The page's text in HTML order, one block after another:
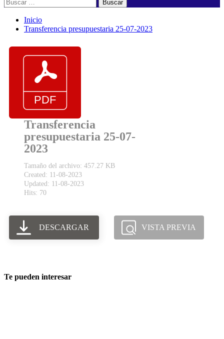
Inicio
Transferencia presupuestaria 25-07-2023
Transferencia
presupuestaria 25-07-
2023
Tamaño del archivo: 457.27 KB
Created: 11-08-2023
Updated: 11-08-2023
Hits: 70
DESCARGAR VISTA PREVIA
Te pueden interesar